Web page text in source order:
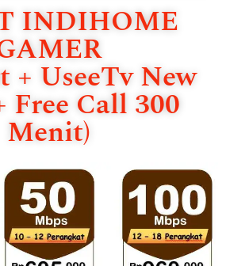
INDIHOME
+ UseeTv New
Free Call 300
Menit)